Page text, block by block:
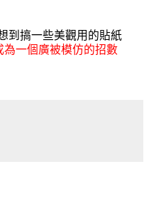
到搞一些美觀用的貼紙
為一個廣被模仿的招數